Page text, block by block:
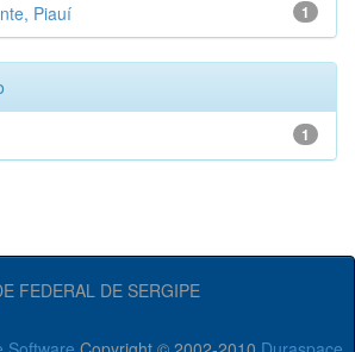
1
Piauí
1
FEDERAL DE SERGIPE